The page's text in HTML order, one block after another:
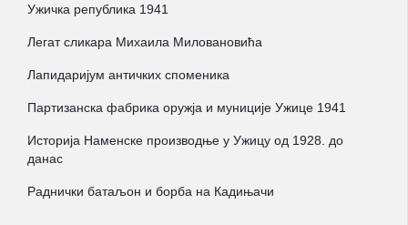
Ужичка република 1941
Легат сликара Михаила Миловановића
Лапидаријум античких споменика
Партизанска фабрика оружја и муниције Ужице 1941
Историја Наменске производње у Ужицу од 1928. до
данас
Раднички батаљон и борба на Кадињачи